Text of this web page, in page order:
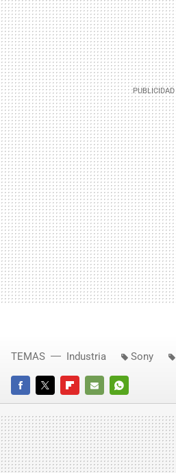
FACEBOOKTWITTERFLIPBOARD
E-
MAIL
WHATSAPP
TEMAS Industria Sony